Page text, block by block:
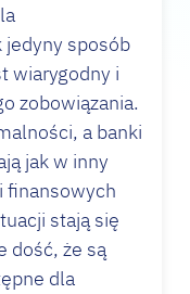
jedyny sposób
wiarygodny i
zobowiązania.
a banki
jak w inny
finansowych
stają się
dość, że są
dla